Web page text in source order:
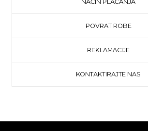
NAČIN PLAĆANJA
POVRAT ROBE
REKLAMACIJE
KONTAKTIRAJTE NAS